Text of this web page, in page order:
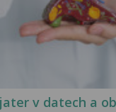
v datech a